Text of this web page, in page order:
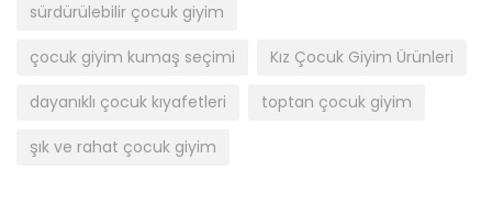
sürdürülebilir çocuk giyim
çocuk giyim kumaş seçimi Kız Çocuk Giyim Ürünleri
dayanıklı çocuk kıyafetleri toptan çocuk giyim
şık ve rahat çocuk giyim